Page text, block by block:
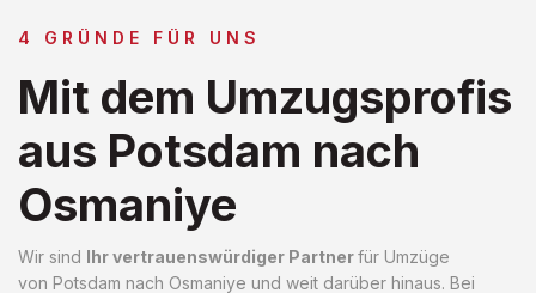
4 GRÜNDE FÜR UNS
Mit dem Umzugsprofis
aus Potsdam nach
Osmaniye
Wir sind Ihr vertrauenswürdiger Partnerfür Umzüge
von Potsdam nach Osmaniye und weit darüber hinaus. Bei